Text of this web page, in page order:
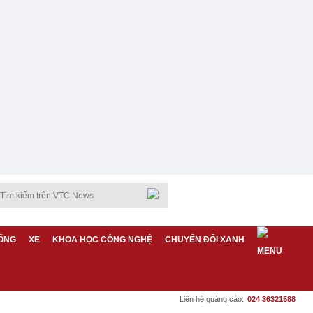
XE KHOA HỌC CÔNG NGHỆ CHUYỂN ĐỔI XANH
Liên hệ quảng cáo: 024 36321588